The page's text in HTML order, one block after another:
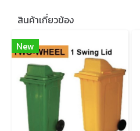
สินค้าเกี่ยวข้อง
New